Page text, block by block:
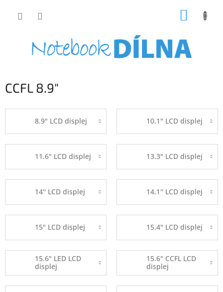
CCFL 8.9"
8.9" LCD displej 10.1" LCD displej
11.6" LCD displej 13.3" LCD displej
14'' LCD displej 14.1'' LCD displej
15" LCD displej 15.4" LCD displej
15.6" LED LCD
displej
15.6" CCFL LCD
displej